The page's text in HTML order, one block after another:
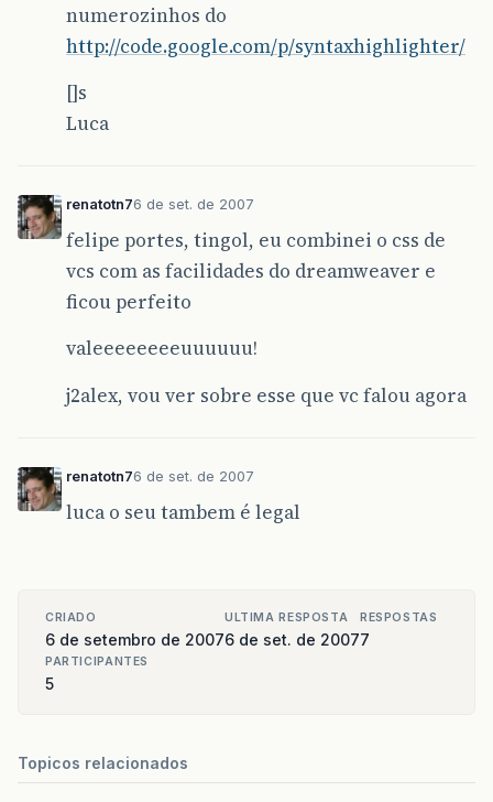
numerozinhos do
http://code.google.com/p/syntaxhighlighter/
[]s
Luca
renatotn76 de set. de 2007
felipe portes, tingol, eu combinei o css de
vcs com as facilidades do dreamweaver e
ficou perfeito
valeeeeeeeeuuuuuu!
j2alex, vou ver sobre esse que vc falou agora
renatotn76 de set. de 2007
luca o seu tambem é legal
CRIADO
6 de setembro de 2007
ULTIMA RESPOSTA
6 de set. de 2007
RESPOSTAS
7
PARTICIPANTES
5
Topicos relacionados